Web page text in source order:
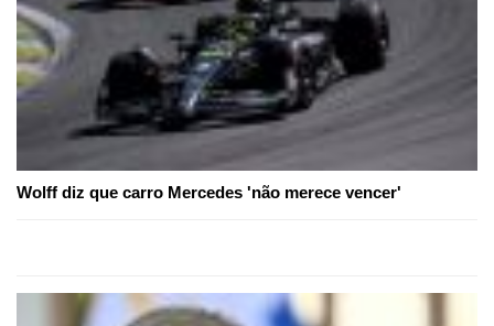
Wolff diz que carro Mercedes 'não merece vencer'